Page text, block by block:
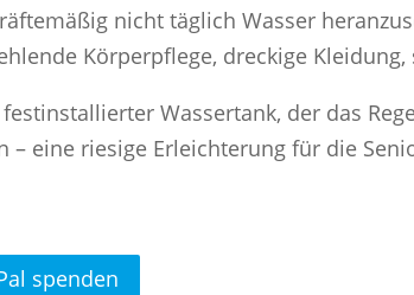
nicht täglich Wasser
Körperpflege, dreckige
Wassertank, der das
– eine riesige Erleichterung für die
spenden